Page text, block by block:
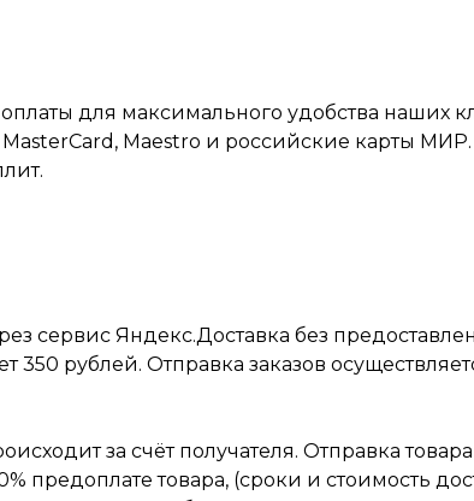
для максимального удобства наших
MasterCard, Maestro и российские карты
сервис Яндекс.Доставка без
350 рублей. Отправка заказов
за счёт получателя. Отправка
товара, (сроки и стоимость